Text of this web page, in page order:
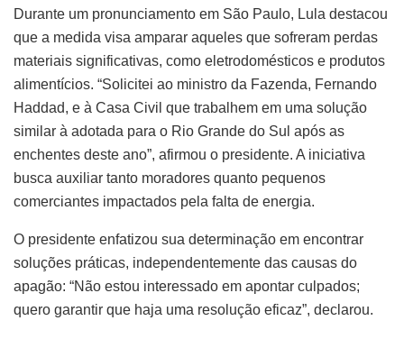
Durante um pronunciamento em São Paulo, Lula destacou
que a medida visa amparar aqueles que sofreram perdas
materiais significativas, como eletrodomésticos e produtos
alimentícios. “Solicitei ao ministro da Fazenda, Fernando
Haddad, e à Casa Civil que trabalhem em uma solução
similar à adotada para o Rio Grande do Sul após as
enchentes deste ano”, afirmou o presidente. A iniciativa
busca auxiliar tanto moradores quanto pequenos
comerciantes impactados pela falta de energia.
O presidente enfatizou sua determinação em encontrar
soluções práticas, independentemente das causas do
apagão: “Não estou interessado em apontar culpados;
quero garantir que haja uma resolução eficaz”, declarou.